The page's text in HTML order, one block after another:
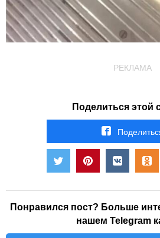
РЕКЛАМА
Поделиться этой
Понравился пост? Больше
нашем Telegram